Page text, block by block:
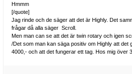
Hmmm
[/quote]
Jag rinde och de säger att det är Highly. Det
frågar då alla säger Scroll.
Men man can se att det är twin rotary och igen
/Det som man kan säga positiv om Highly att
4000,- och att det fungerar ett tag. Hos mig över